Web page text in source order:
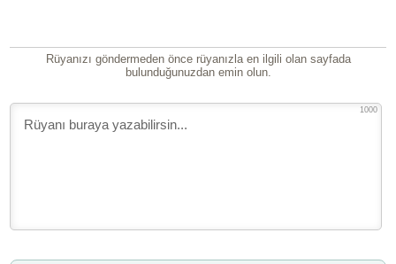
Rüyanızı göndermeden önce rüyanızla en ilgili olan sayfada
bulunduğunuzdan emin olun.
1000